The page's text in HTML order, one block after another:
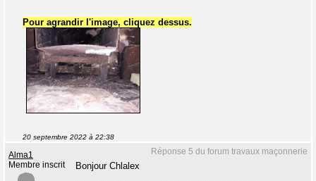
Pour agrandir l'image, cliquez dessus.
20 septembre 2022 à 22:38
Réponse 5 du forum travaux maçonnerie
Alma1
Membre inscrit
Bonjour Chlalex